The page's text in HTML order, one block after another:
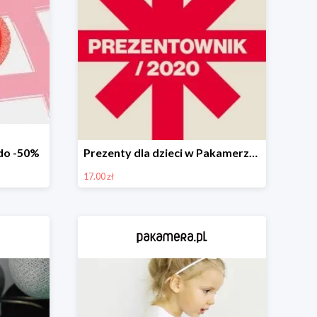
-50% Prezenty dla dzieci w Pakamerze od 17 zł
17.00 zł